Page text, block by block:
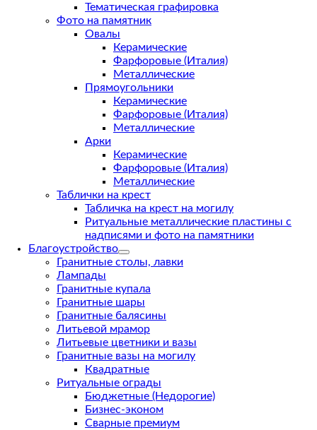
Тематическая графировка
Фото на памятник
Овалы
Керамические
Фарфоровые (Италия)
Металлические
Прямоугольники
Керамические
Фарфоровые (Италия)
Металлические
Арки
Керамические
Фарфоровые (Италия)
Металлические
Таблички на крест
Табличка на крест на могилу
Ритуальные металлические пластины с
надписями и фото на памятники
Благоустройство
Гранитные столы, лавки
Лампады
Гранитные купала
Гранитные шары
Гранитные балясины
Литьевой мрамор
Литьевые цветники и вазы
Гранитные вазы на могилу
Квадратные
Ритуальные ограды
Бюджетные (Недорогие)
Бизнес-эконом
Сварные премиум